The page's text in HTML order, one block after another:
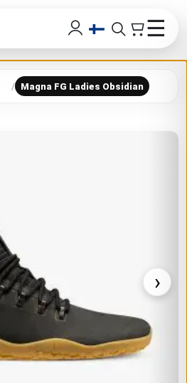
☰
Magna FG Ladies Obsidian
›